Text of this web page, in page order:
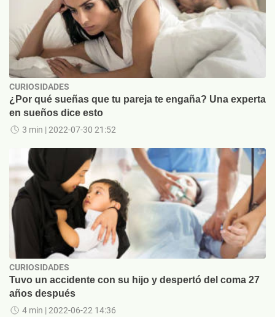
CURIOSIDADES
¿Por qué sueñas que tu pareja te engaña? Una experta
en sueños dice esto
3 min | 2022-07-30 21:52
CURIOSIDADES
Tuvo un accidente con su hijo y despertó del coma 27
años después
4 min | 2022-06-22 14:36